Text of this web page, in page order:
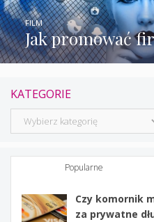
Jak promować
FILM
KATEGORIE
Kategorie
Popularne
Czy komornik
za prywatne